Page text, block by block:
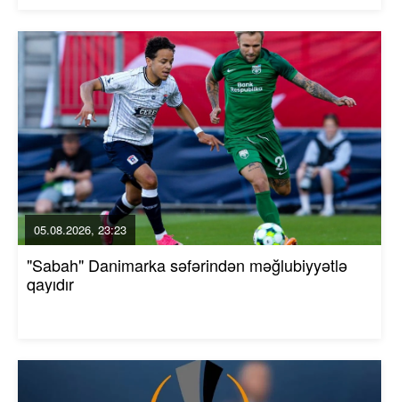
05.08.2026, 23:23
"Sabah" Danimarka səfərindən məğlubiyyətlə
qayıdır